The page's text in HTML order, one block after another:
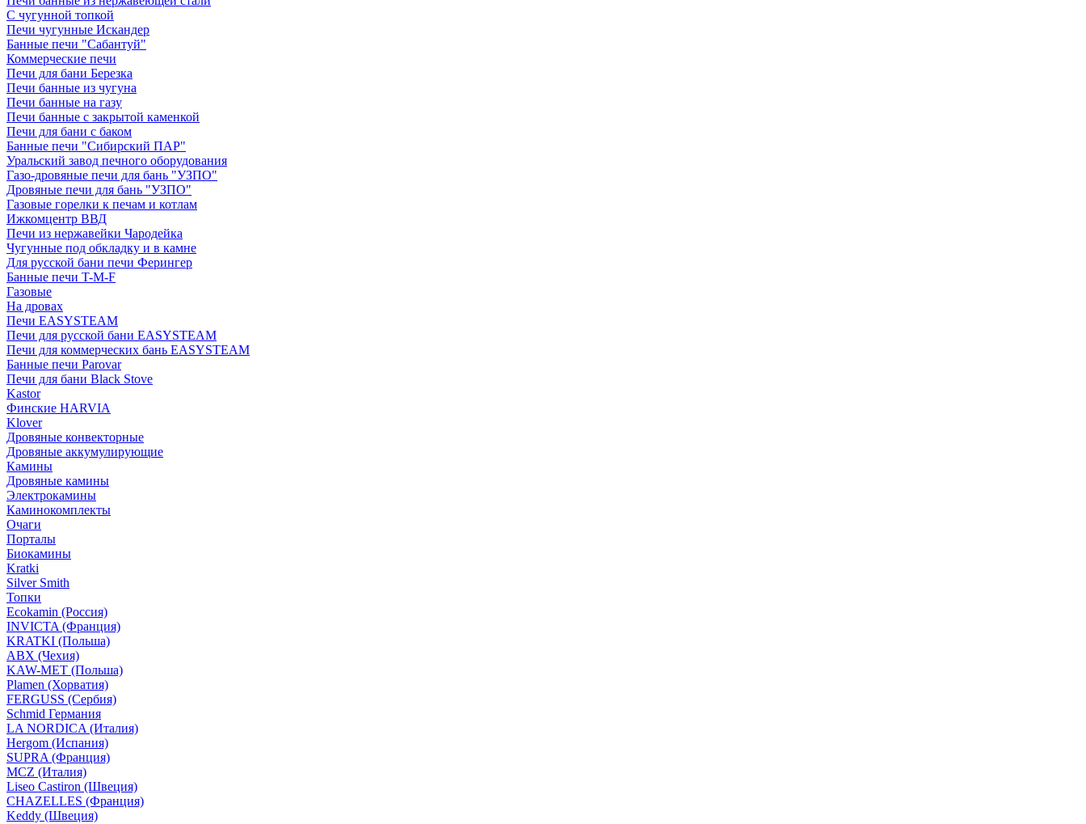
С чугунной топкой
Печи чугунные Искандер
Банные печи "Сабантуй"
Коммерческие печи
Печи для бани Березка
Печи банные из чугуна
Печи банные на газу
Печи банные с закрытой каменкой
Печи для бани с баком
Банные печи "Сибирский ПАР"
Уральский завод печного оборудования
Газо-дровяные печи для бань "УЗПО"
Дровяные печи для бань "УЗПО"
Газовые горелки к печам и котлам
Ижкомцентр ВВД
Печи из нержавейки Чародейка
Чугунные под обкладку и в камне
Для русской бани печи Ферингер
Банные печи T-M-F
Газовые
На дровах
Печи EASYSTEAM
Печи для русской бани EASYSTEAM
Печи для коммерческих бань EASYSTEAM
Банные печи Parovar
Печи для бани Black Stove
Kastor
Финские HARVIA
Klover
Дровяные конвекторные
Дровяные аккумулирующие
Камины
Дровяные камины
Электрокамины
Каминокомплекты
Очаги
Порталы
Биокамины
Kratki
Silver Smith
Топки
Ecokamin (Россия)
INVICTA (Франция)
KRATKI (Польша)
ABX (Чехия)
KAW-MET (Польша)
Plamen (Хорватия)
FERGUSS (Сербия)
Schmid Германия
LA NORDICA (Италия)
Hergom (Испания)
SUPRA (Франция)
MCZ (Италия)
Liseo Castiron (Швеция)
CHAZELLES (Франция)
Keddy (Швеция)